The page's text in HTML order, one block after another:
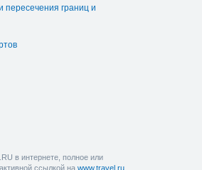
пересечения границ и
в интернете, полное или
ссылкой на www.travel.ru